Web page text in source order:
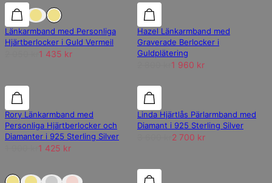
30% rabatt 30% rabatt
Länkarmband med Personliga
Hjärtberlocker i Guld Vermeil
1 435 kr
30% rabatt
Hazel Länkarmband med
Graverade Berlocker i
Guldplätering
1 960 kr
25% rabatt 25% rabatt
Rory Länkarmband med
Personliga Hjärtberlocker och
Diamanter i 925 Sterling Silver
1 425 kr
25% rabatt
Linda Hjärtlås Pärlarmband med
Diamant i 925 Sterling Silver
2 700 kr
Slut på lager Slut på lager
30% rabatt